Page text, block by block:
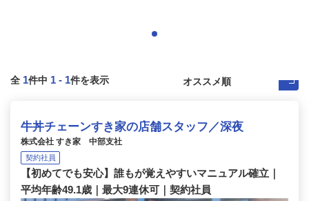
全 1件中 1 - 1件を表示
牛丼チェーンすき家の店舗スタッフ／深夜
株式会社 すき家 中部支社
契約社員
【初めてでも安心】誰もが覚えやすいマニュアル確立｜
平均年齢49.1歳｜最大9連休可｜契約社員